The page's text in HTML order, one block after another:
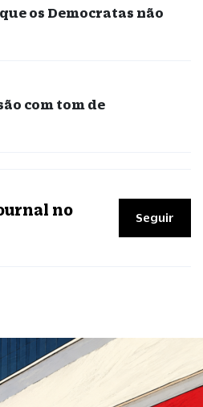
os Democratas não
com tom de
no
Seguir